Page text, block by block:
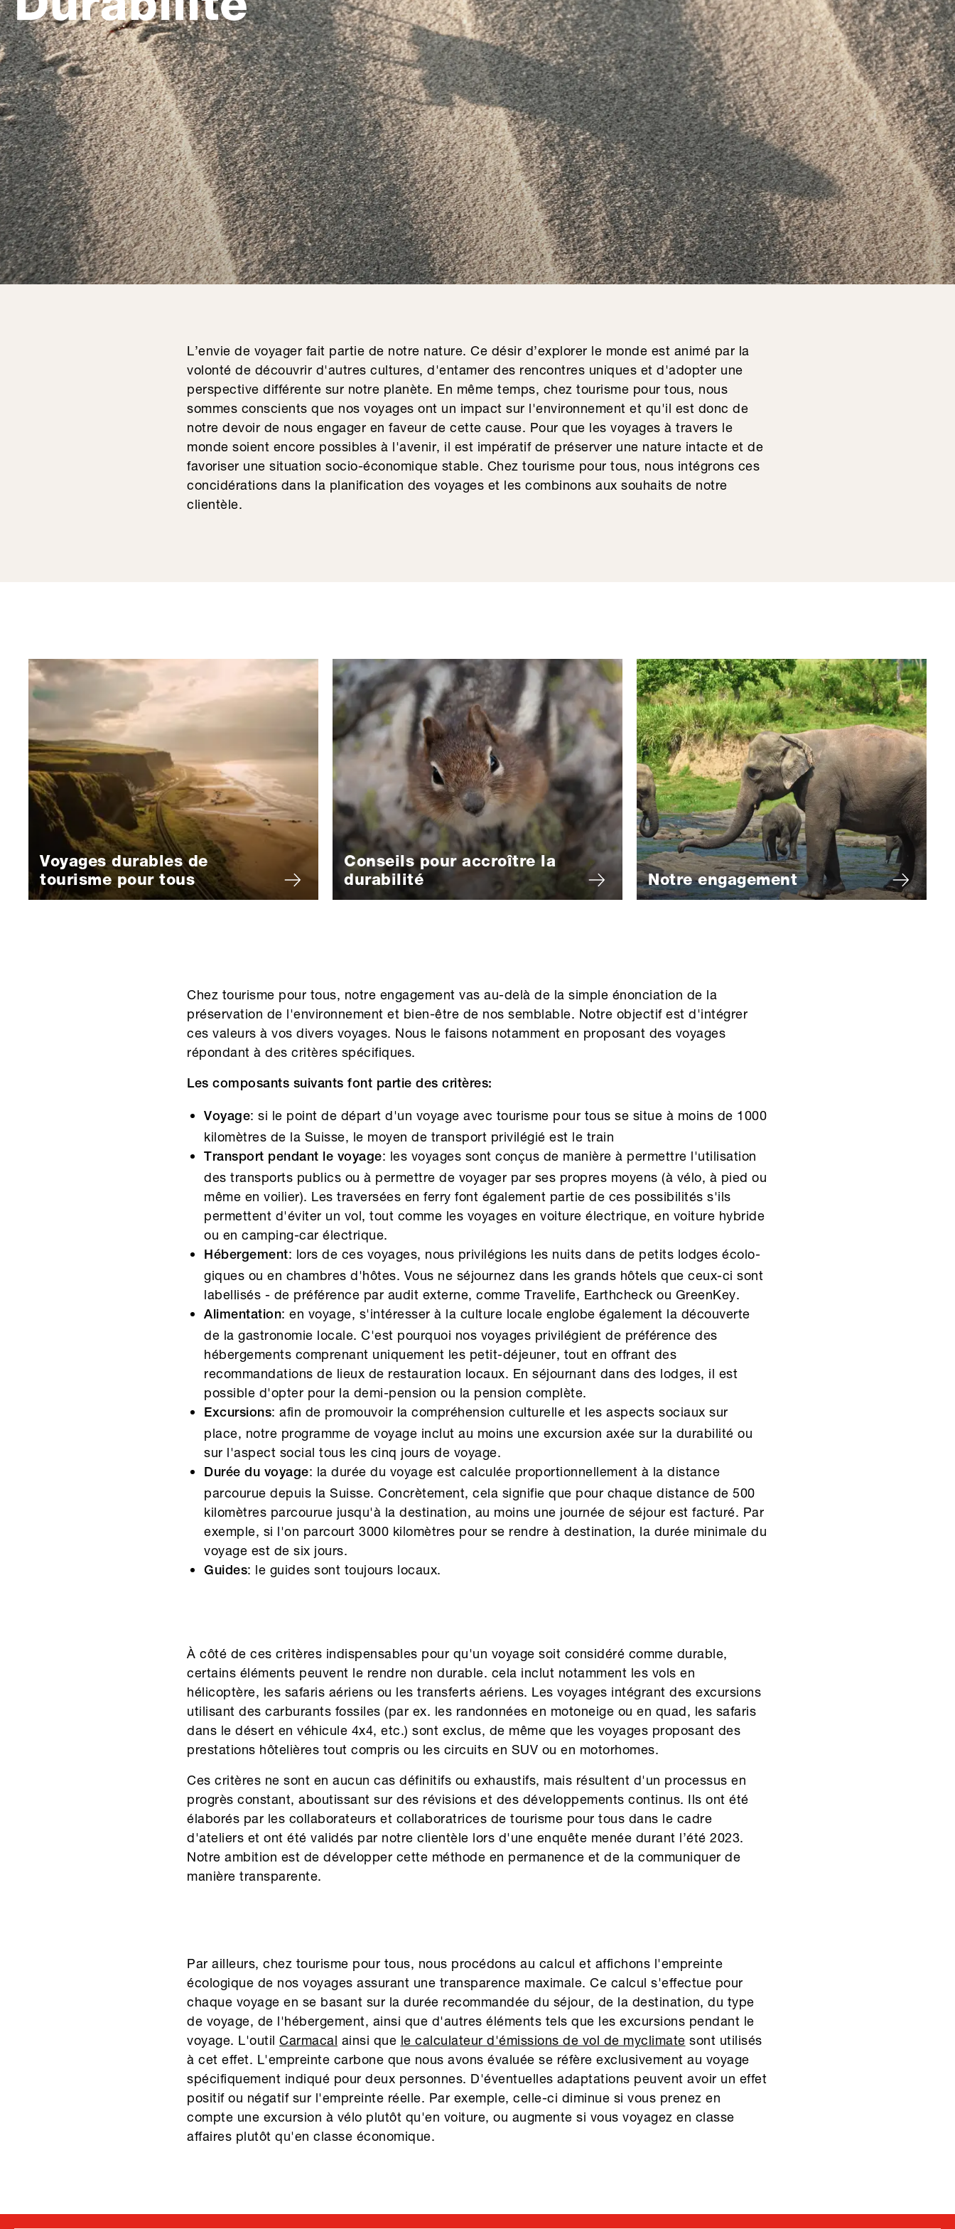
L’envie de voyager fait partie de notre nature. Ce désir d’explorer le monde est animé par la
volonté de découvrir d'autres cultures, d'entamer des rencontres uniques et d'adopter une
perspective différente sur notre planète. En même temps, chez tourisme pour tous, nous
sommes conscients que nos voyages ont un impact sur l'environnement et qu'il est donc de
notre devoir de nous engager en faveur de cette cause. Pour que les voyages à travers le
monde soient encore possibles à l'avenir, il est impératif de préserver une nature intacte et de
favoriser une situation socio-économique stable. Chez tourisme pour tous, nous intégrons ces
concidérations dans la planification des voyages et les combinons aux souhaits de notre
clientèle.
Voyages durables de
tourisme pour tous
Conseils pour accroître la
durabilité
Notre engagement
Chez tourisme pour tous, notre engagement vas au-delà de la simple énonciation de la
préservation de l'environnement et bien-être de nos semblable. Notre objectif est d'intégrer
ces valeurs à vos divers voyages. Nous le faisons notamment en proposant des voyages
répondant à des critères spécifiques.
Les composants suivants font partie des critères:
Voyage: si le point de départ d'un voyage avec tourisme pour tous se situe à moins de 1000
kilomètres de la Suisse, le moyen de transport privilégié est le train
Transport pendant le voyage: les voyages sont conçus de manière à permettre l'utilisation
des transports publics ou à permettre de voyager par ses propres moyens (à vélo, à pied ou
même en voilier). Les traversées en ferry font également partie de ces possibilités s'ils
permettent d'éviter un vol, tout comme les voyages en voiture électrique, en voiture hybride
ou en camping-car électrique.
Hébergement: lors de ces voyages, nous privilégions les nuits dans de petits lodges écolo-
giques ou en chambres d'hôtes. Vous ne séjournez dans les grands hôtels que ceux-ci sont
labellisés - de préférence par audit externe, comme Travelife, Earthcheck ou GreenKey.
Alimentation: en voyage, s'intéresser à la culture locale englobe également la découverte
de la gastronomie locale. C'est pourquoi nos voyages privilégient de préférence des
hébergements comprenant uniquement les petit-déjeuner, tout en offrant des
recommandations de lieux de restauration locaux. En séjournant dans des lodges, il est
possible d'opter pour la demi-pension ou la pension complète.
Excursions: afin de promouvoir la compréhension culturelle et les aspects sociaux sur
place, notre programme de voyage inclut au moins une excursion axée sur la durabilité ou
sur l'aspect social tous les cinq jours de voyage.
Durée du voyage: la durée du voyage est calculée proportionnellement à la distance
parcourue depuis la Suisse. Concrètement, cela signifie que pour chaque distance de 500
kilomètres parcourue jusqu'à la destination, au moins une journée de séjour est facturé. Par
exemple, si l'on parcourt 3000 kilomètres pour se rendre à destination, la durée minimale du
voyage est de six jours.
Guides: le guides sont toujours locaux.
À côté de ces critères indispensables pour qu'un voyage soit considéré comme durable,
certains éléments peuvent le rendre non durable. cela inclut notamment les vols en
hélicoptère, les safaris aériens ou les transferts aériens. Les voyages intégrant des excursions
utilisant des carburants fossiles (par ex. les randonnées en motoneige ou en quad, les safaris
dans le désert en véhicule 4x4, etc.) sont exclus, de même que les voyages proposant des
prestations hôtelières tout compris ou les circuits en SUV ou en motorhomes.
Ces critères ne sont en aucun cas définitifs ou exhaustifs, mais résultent d'un processus en
progrès constant, aboutissant sur des révisions et des développements continus. Ils ont été
élaborés par les collaborateurs et collaboratrices de tourisme pour tous dans le cadre
d'ateliers et ont été validés par notre clientèle lors d'une enquête menée durant l’été 2023.
Notre ambition est de développer cette méthode en permanence et de la communiquer de
manière transparente.
Par ailleurs, chez tourisme pour tous, nous procédons au calcul et affichons l'empreinte
écologique de nos voyages assurant une transparence maximale. Ce calcul s'effectue pour
chaque voyage en se basant sur la durée recommandée du séjour, de la destination, du type
de voyage, de l'hébergement, ainsi que d'autres éléments tels que les excursions pendant le
voyage. L'outil Carmacal ainsi que le calculateur d'émissions de vol de myclimate sont utilisés
à cet effet. L'empreinte carbone que nous avons évaluée se réfère exclusivement au voyage
spécifiquement indiqué pour deux personnes. D'éventuelles adaptations peuvent avoir un effet
positif ou négatif sur l'empreinte réelle. Par exemple, celle-ci diminue si vous prenez en
compte une excursion à vélo plutôt qu'en voiture, ou augmente si vous voyagez en classe
affaires plutôt qu'en classe économique.